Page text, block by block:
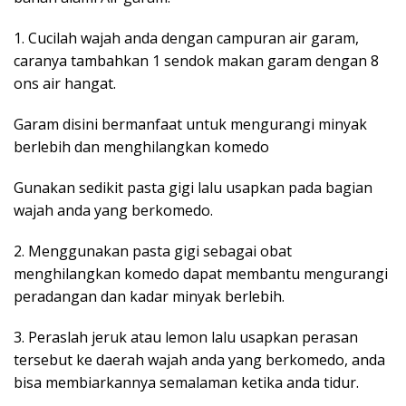
1. Cucilah wajah anda dengan campuran air garam,
caranya tambahkan 1 sendok makan garam dengan 8
ons air hangat.
Garam disini bermanfaat untuk mengurangi minyak
berlebih dan menghilangkan komedo
Gunakan sedikit pasta gigi lalu usapkan pada bagian
wajah anda yang berkomedo.
2. Menggunakan pasta gigi sebagai obat
menghilangkan komedo dapat membantu mengurangi
peradangan dan kadar minyak berlebih.
3. Peraslah jeruk atau lemon lalu usapkan perasan
tersebut ke daerah wajah anda yang berkomedo, anda
bisa membiarkannya semalaman ketika anda tidur.